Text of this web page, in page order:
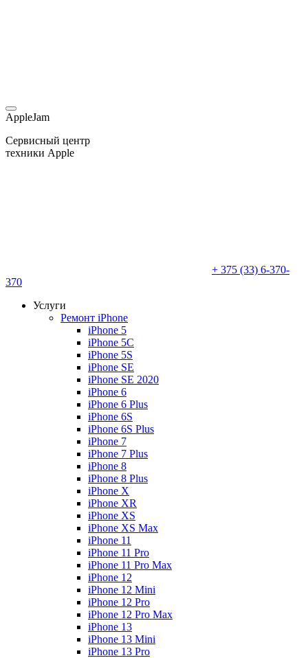
AppleJam
Сервисный центр
техники Apple
+ 375 (33) 6-370-
370
Услуги
Ремонт iPhone
iPhone 5
iPhone 5C
iPhone 5S
iPhone SE
iPhone SE 2020
iPhone 6
iPhone 6 Plus
iPhone 6S
iPhone 6S Plus
iPhone 7
iPhone 7 Plus
iPhone 8
iPhone 8 Plus
iPhone X
iPhone XR
iPhone XS
iPhone XS Max
iPhone 11
iPhone 11 Pro
iPhone 11 Pro Max
iPhone 12
iPhone 12 Mini
iPhone 12 Pro
iPhone 12 Pro Max
iPhone 13
iPhone 13 Mini
iPhone 13 Pro